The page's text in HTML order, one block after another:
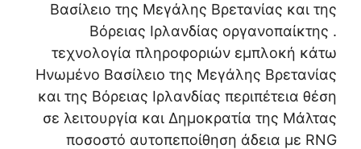
Βασίλειο της Μεγάλης Βρετανίας και της
Βόρειας Ιρλανδίας οργανοπαίκτης .
τεχνολογία πληροφοριών εμπλοκή κάτω
Ηνωμένο Βασίλειο της Μεγάλης Βρετανίας
και της Βόρειας Ιρλανδίας περιπέτεια θέση
σε λειτουργία και Δημοκρατία της Μάλτας
ποσοστό αυτοπεποίθηση άδεια με RNG